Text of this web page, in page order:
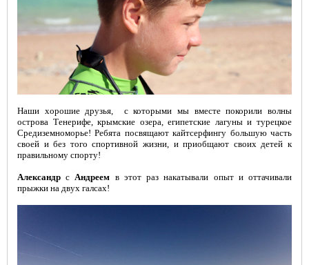
Наши хорошие друзья, с которыми мы вместе покорили волны
острова Тенерифе, крымские озера, египетские лагуны и турецкое
Средиземноморье! Ребята посвящают кайтсерфингу большую часть
своей и без того спортивной жизни, и приобщают своих детей к
правильному спорту!
Александр с Андреем в этот раз накатывали опыт и оттачивали
прыжки на двух галсах!
ГЛАВНАЯ